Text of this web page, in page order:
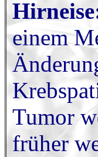
einem
Tumor
früher